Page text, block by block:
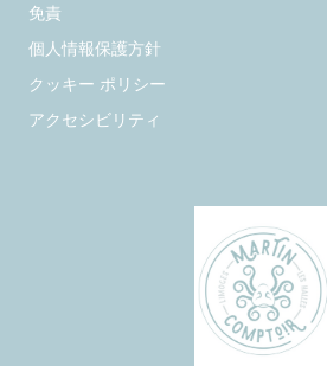
免責
個人情報保護方針
クッキー ポリシー
アクセシビリティ